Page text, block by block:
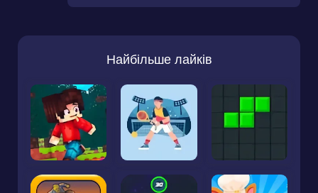
Найбільше лайків